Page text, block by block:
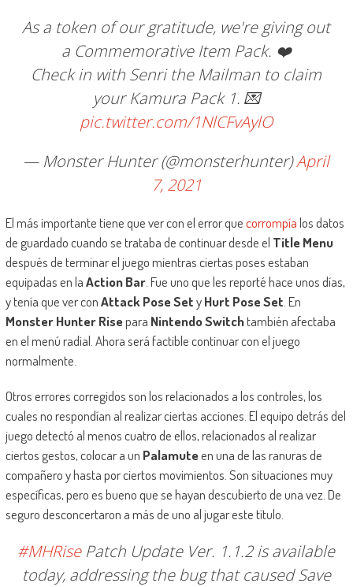
As a token of our gratitude, we're giving out
a Commemorative Item Pack. ❤️
Check in with Senri the Mailman to claim
your Kamura Pack 1. 💌
pic.twitter.com/1NlCFvAylO
— Monster Hunter (@monsterhunter)April
7, 2021
El más importante tiene que ver con el error quecorrompíalos datos
de guardado cuando se trataba de continuar desde el Title Menu
después de terminar el juego mientras ciertas poses estaban
equipadas en laAction Bar. Fue uno que les reporté hace unos días,
y tenía que ver conAttack Pose SetyHurt Pose Set . En
Monster Hunter Risepara Nintendo Switchtambién afectaba
en el menú radial. Ahora será factible continuar con el juego
normalmente.
Otros errores corregidos son los relacionados a los controles, los
cuales no respondían al realizar ciertas acciones. El equipo detrás del
juego detectó al menos cuatro de ellos, relacionados al realizar
ciertos gestos, colocar a un Palamuteen una de las ranuras de
compañero y hasta por ciertos movimientos. Son situaciones muy
específicas, pero es bueno que se hayan descubierto de una vez. De
seguro desconcertaron a más de uno al jugar este título.
#MHRisePatch Update Ver. 1.1.2 is available
today, addressing the bug that caused Save